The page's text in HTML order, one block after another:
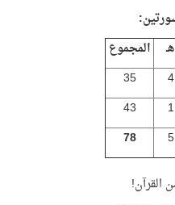
هـ
المجموع
4
35
1
43
5
78